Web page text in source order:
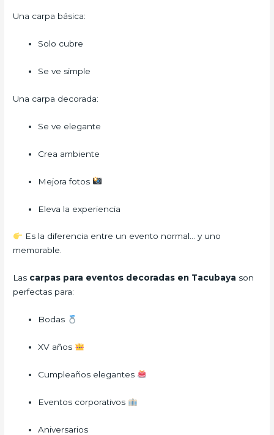
Una carpa básica:
Solo cubre
Se ve simple
Una carpa decorada:
Se ve elegante
Crea ambiente
Mejora fotos
Eleva la experiencia
Es la diferencia entre un evento normal… y uno
memorable.
Las carpas para eventos decoradas en Tacubaya son
perfectas para:
Bodas
XV años
Cumpleaños elegantes
Eventos corporativos
Aniversarios